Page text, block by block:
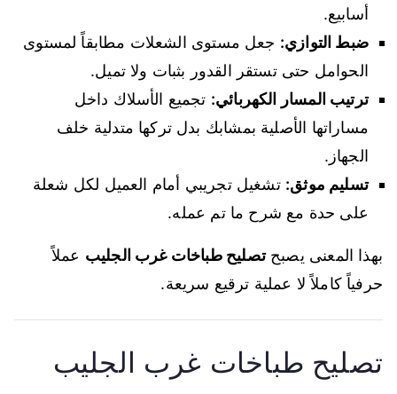
أسابيع.
ضبط التوازي: جعل مستوى الشعلات مطابقاً لمستوى
الحوامل حتى تستقر القدور بثبات ولا تميل.
ترتيب المسار الكهربائي: تجميع الأسلاك داخل
مساراتها الأصلية بمشابك بدل تركها متدلية خلف
الجهاز.
تسليم موثق: تشغيل تجريبي أمام العميل لكل شعلة
على حدة مع شرح ما تم عمله.
بهذا المعنى يصبحتصليح طباخات غرب الجليب عملاً
حرفياً كاملاً لا عملية ترقيع سريعة.
تصليح طباخات غرب الجليب